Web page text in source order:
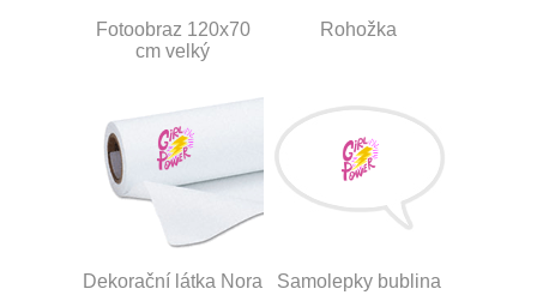
Fotoobraz 120x70
cm velký
Rohožka
Dekorační látka Nora Samolepky bublina